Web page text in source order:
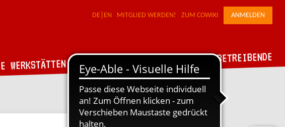
DE EN MITGLIED WERDEN! ZUM COWIKI ANMELDEN
WERKSTÄTTEN DER VERBUND FÜR WERKSTATTBETREIBENDE